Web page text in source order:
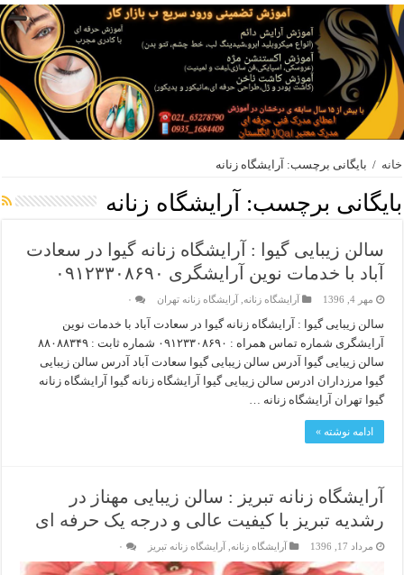
خانه / بایگانی برچسب: آرايشگاه زنانه
بایگانی برچسب: آرايشگاه زنانه
سالن زیبایی گیوا : آرایشگاه زنانه گیوا در سعادت
آباد با خدمات نوین آرایشگری ۰۹۱۲۳۳۰۸۶۹۰
مهر 4, 1396 آرایشگاه زنانه ,آرایشگاه زنانه تهران ۰
سالن زیبایی گیوا : آرایشگاه زنانه گیوا در سعادت آباد با خدمات نوین
آرایشگری شماره تماس همراه : ۰۹۱۲۳۳۰۸۶۹۰ شماره ثابت : ۸۸۰۸۸۳۴۹
سالن زیبایی گیوا آدرس سالن زیبایی گیوا سعادت آباد آدرس سالن زیبایی
گیوا مرزداران ادرس سالن زیبایی گیوا آرایشگاه زنانه گیوا آرایشگاه زنانه
گیوا تهران آرایشگاه زنانه …
ادامه نوشته »
آرایشگاه زنانه تبریز : سالن زیبایی مهناز در
رشدیه تبریز با کیفیت عالی و درجه یک حرفه ای
مرداد 17, 1396 آرایشگاه زنانه ,آرایشگاه زنانه تبریز ۰